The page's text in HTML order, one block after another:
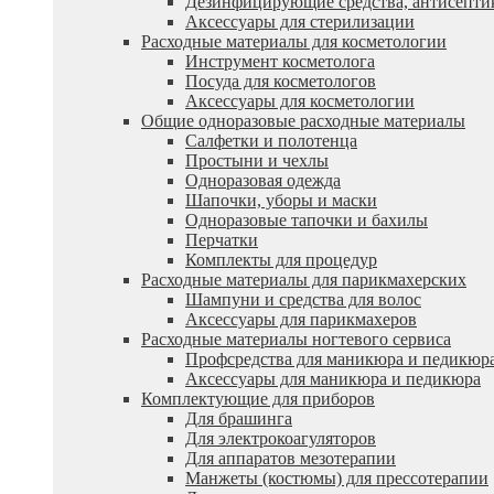
Аксессуары для стерилизации
Расходные материалы для косметологии
Инструмент косметолога
Посуда для косметологов
Аксессуары для косметологии
Общие одноразовые расходные материалы
Салфетки и полотенца
Простыни и чехлы
Одноразовая одежда
Шапочки, уборы и маски
Одноразовые тапочки и бахилы
Перчатки
Комплекты для процедур
Расходные материалы для парикмахерских
Шампуни и средства для волос
Аксессуары для парикмахеров
Расходные материалы ногтевого сервиса
Профсредства для маникюра и
Аксессуары для маникюра и педикюра
Комплектующие для приборов
Для брашинга
Для электрокоагуляторов
Для аппаратов мезотерапии
Манжеты (костюмы) для прессотерапии